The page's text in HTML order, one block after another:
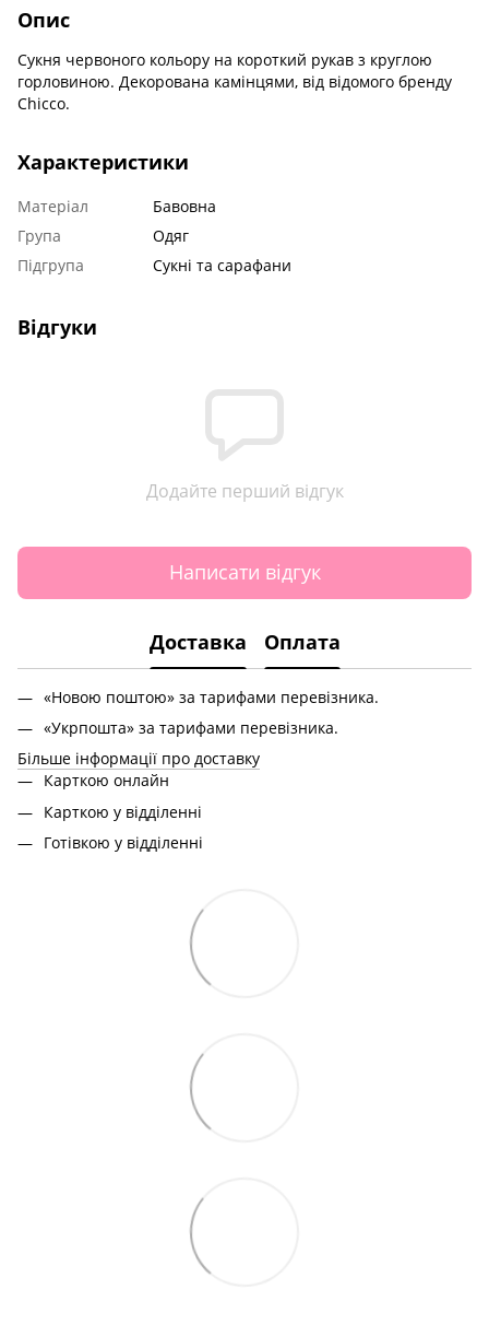
Опис
Сукня червоного кольору на короткий рукав з круглою
горловиною. Декорована камінцями, від відомого бренду
Chicco.
Характеристики
Матеріал
Бавовна
Група
Одяг
Підгрупа
Сукні та сарафани
Відгуки
Додайте перший відгук
Написати відгук
Доставка Оплата
«Новою поштою» за тарифами перевізника.
«Укрпошта» за тарифами перевізника.
Більше інформації про доставку
Карткою онлайн
Карткою у відділенні
Готівкою у відділенні